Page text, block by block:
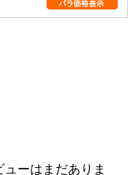
ーはまだありま